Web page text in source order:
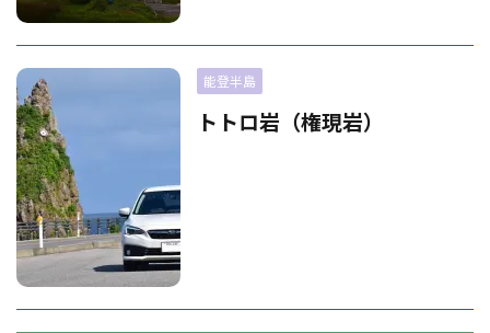
能登半島
トトロ岩（権現岩）